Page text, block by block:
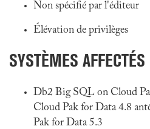
Non spécifié par l'éditeur
Élévation de privilèges
SYSTÈMES AFFECTÉS
Db2 Big SQL on Cloud
Cloud Pak for Data 4.8
Pak for Data 5.3